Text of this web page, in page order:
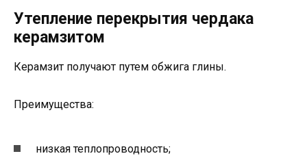
Утепление перекрытия чердака
керамзитом
Керамзит получают путем обжига глины.
Преимущества:
низкая теплопроводность;